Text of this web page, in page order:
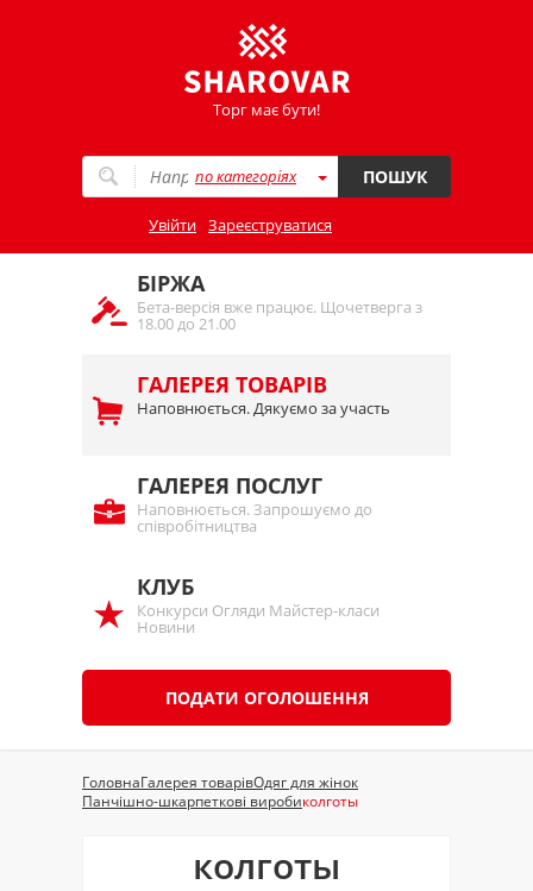
Торг має бути!
по категоріях ПОШУК
Увійти Зареєструватися
БІРЖА
Бета-версія вже працює. Щочетверга з
18.00 до 21.00
ГАЛЕРЕЯ ТОВАРІВ
Наповнюється. Дякуємо за участь
ГАЛЕРЕЯ ПОСЛУГ
Наповнюється. Запрошуємо до
співробітництва
КЛУБ
Конкурси Огляди Майстер-класи
Новини
ПОДАТИ ОГОЛОШЕННЯ
ГоловнаГалерея товарівОдяг для жінок
Панчішно-шкарпеткові виробиколготы
колготы